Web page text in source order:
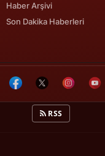
Haber Arşivi
Son Dakika Haberleri
RSS